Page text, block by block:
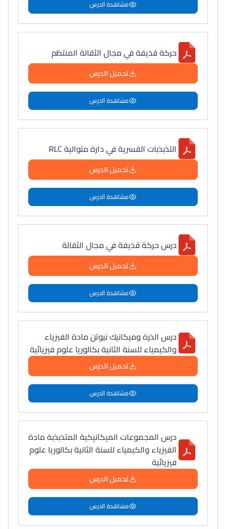
مشاهدة الدرس
حركة قذيفة في مجال الثقالة المنتظم
تحميل الدرس
مشاهدة الدرس
التذبذبات القسرية في دارة متوالية RLC
تحميل الدرس
مشاهدة الدرس
درس حركة قذيفة في مجال الثقالة
تحميل الدرس
مشاهدة الدرس
درس الذرة وميكانيك نيوتن مادة الفيزياء
والكيمياء للسنة الثانية بكالوريا علوم فيزيائية
تحميل الدرس
مشاهدة الدرس
درس المجموعات الميكانيكية المتذبذبة مادة
الفيزياء والكيمياء للسنة الثانية بكالوريا علوم
فيزيائية
تحميل الدرس
مشاهدة الدرس